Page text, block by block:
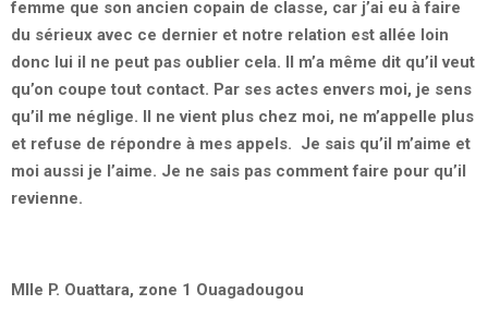
femme que son ancien copain de classe, car j’ai eu à faire
du sérieux avec ce dernier et notre relation est allée loin
donc lui il ne peut pas oublier cela. Il m’a même dit qu’il veut
qu’on coupe tout contact. Par ses actes envers moi, je sens
qu’il me néglige. Il ne vient plus chez moi, ne m’appelle plus
et refuse de répondre à mes appels. Je sais qu’il m’aime et
moi aussi je l’aime. Je ne sais pas comment faire pour qu’il
revienne.
Mlle P. Ouattara, zone 1 Ouagadougou